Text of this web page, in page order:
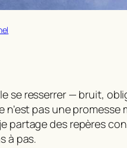
se resserrer — bruit,
n’est pas une promesse
partage des repères
à pas.